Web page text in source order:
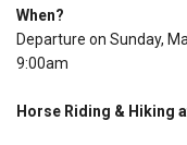
When?
Departure on Sunday,
9:00am
Horse Riding & Hiking